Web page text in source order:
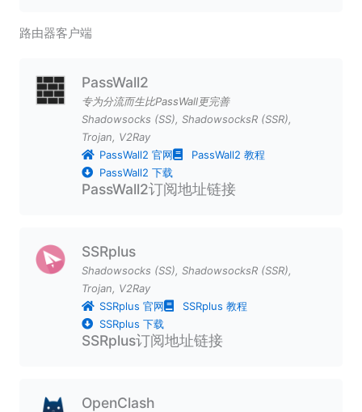
路由器客户端
PassWall2
专为分流而生比PassWall更完善
Shadowsocks (SS), ShadowsocksR (SSR),
Trojan, V2Ray
PassWall2 官网
PassWall2 教程
PassWall2 下载
PassWall2订阅地址链接
SSRplus
Shadowsocks (SS), ShadowsocksR (SSR),
Trojan, V2Ray
SSRplus 官网
SSRplus 教程
SSRplus 下载
SSRplus订阅地址链接
OpenClash